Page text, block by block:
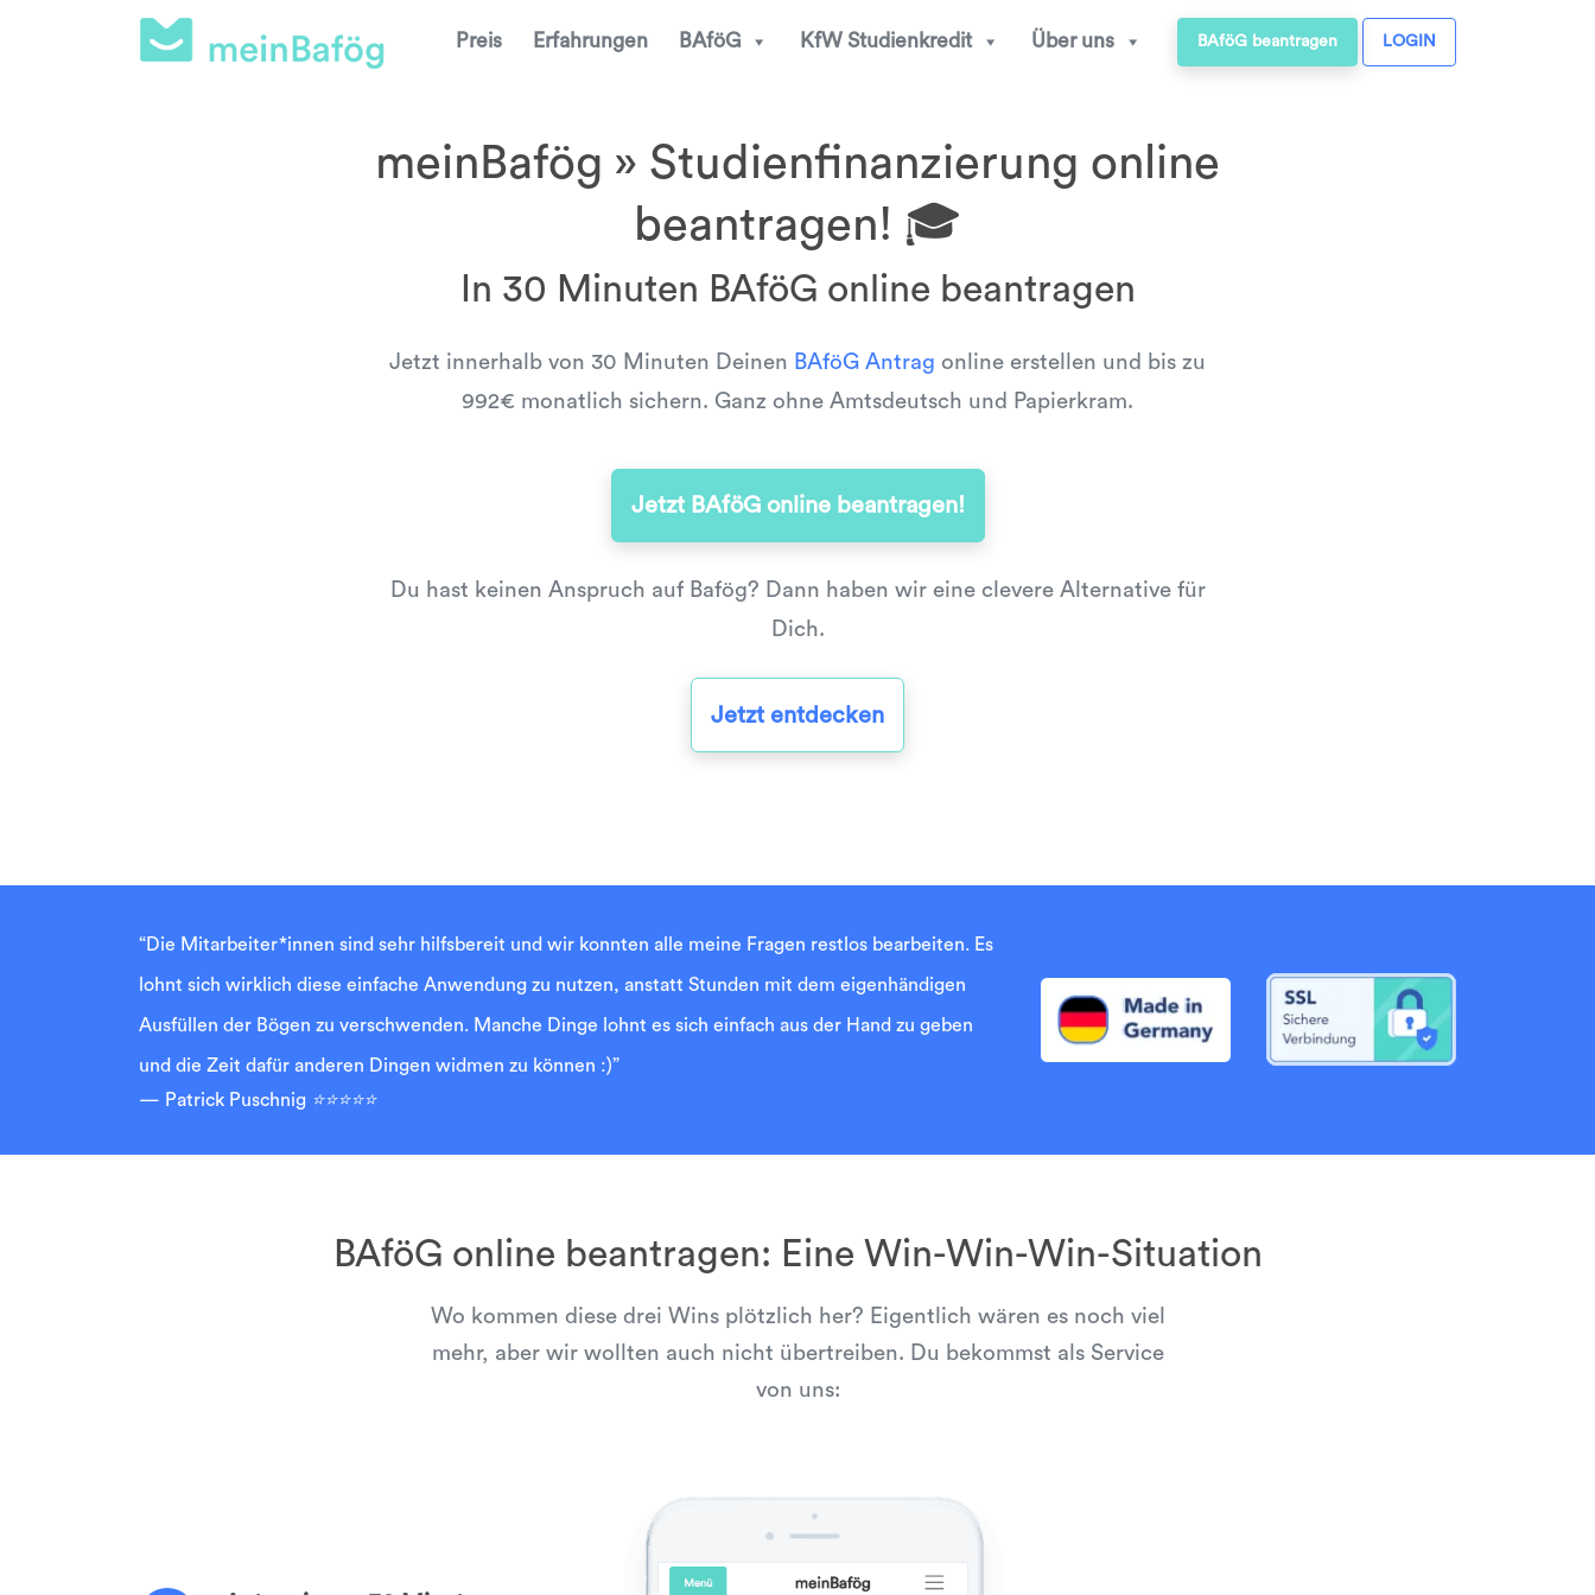
Preis Erfahrungen BAföG LOGIN
BAföG beantragen
KfW Studienkredit Über uns
meinBafög » Studienfinanzierung online
beantragen! 🎓
In 30 Minuten BAföG online beantragen
Jetzt innerhalb von 30 Minuten Deinen BAföG Antrag online erstellen und bis zu
992€ monatlich sichern. Ganz ohne Amtsdeutsch und Papierkram.
Jetzt BAföG online beantragen!
Du hast keinen Anspruch auf Bafög? Dann haben wir eine clevere Alternative für
Dich.
Jetzt entdecken
“Die Mitarbeiter*innen sind sehr hilfsbereit und wir konnten alle meine Fragen restlos bearbeiten. Es
lohnt sich wirklich diese einfache Anwendung zu nutzen, anstatt Stunden mit dem eigenhändigen
Ausfüllen der Bögen zu verschwenden. Manche Dinge lohnt es sich einfach aus der Hand zu geben
und die Zeit dafür anderen Dingen widmen zu können :)”
Patrick Puschnig ⭐⭐⭐⭐⭐
BAföG online beantragen: Eine Win-Win-Win-Situation
Wo kommen diese drei Wins plötzlich her? Eigentlich wären es noch viel
mehr, aber wir wollten auch nicht übertreiben. Du bekommst als Service
von uns: